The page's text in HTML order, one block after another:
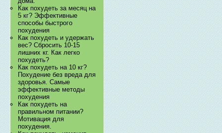
Как похудеть за месяц на
5 кг? Эффективные
способы быстрого
похудения
Как похудеть и удержать
вес? Сбросить 10-15
лишних кг. Как легко
похудеть?
Как похудеть на 10 кг?
Похудение без вреда для
здоровья. Самые
эффективные методы
похудения
Как похудеть на
правильном питании?
Мотивация для
похудения.